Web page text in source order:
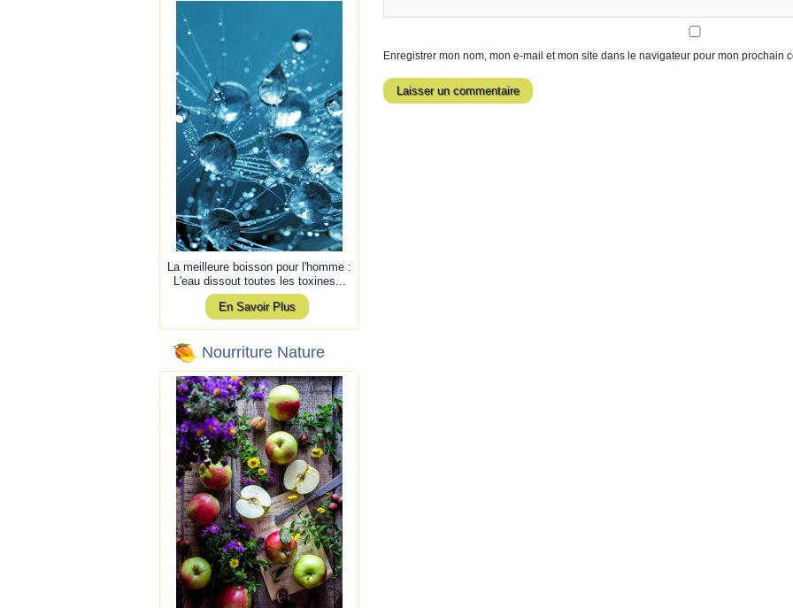
La meilleure boisson pour l'homme :
L'eau dissout toutes les toxines...
En Savoir Plus
Nourriture Nature
Enregistrer mon nom, mon e-mail et mon site dans le navigateur pour mon prochain